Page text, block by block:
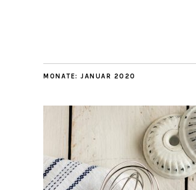
MONATE: JANUAR 2020